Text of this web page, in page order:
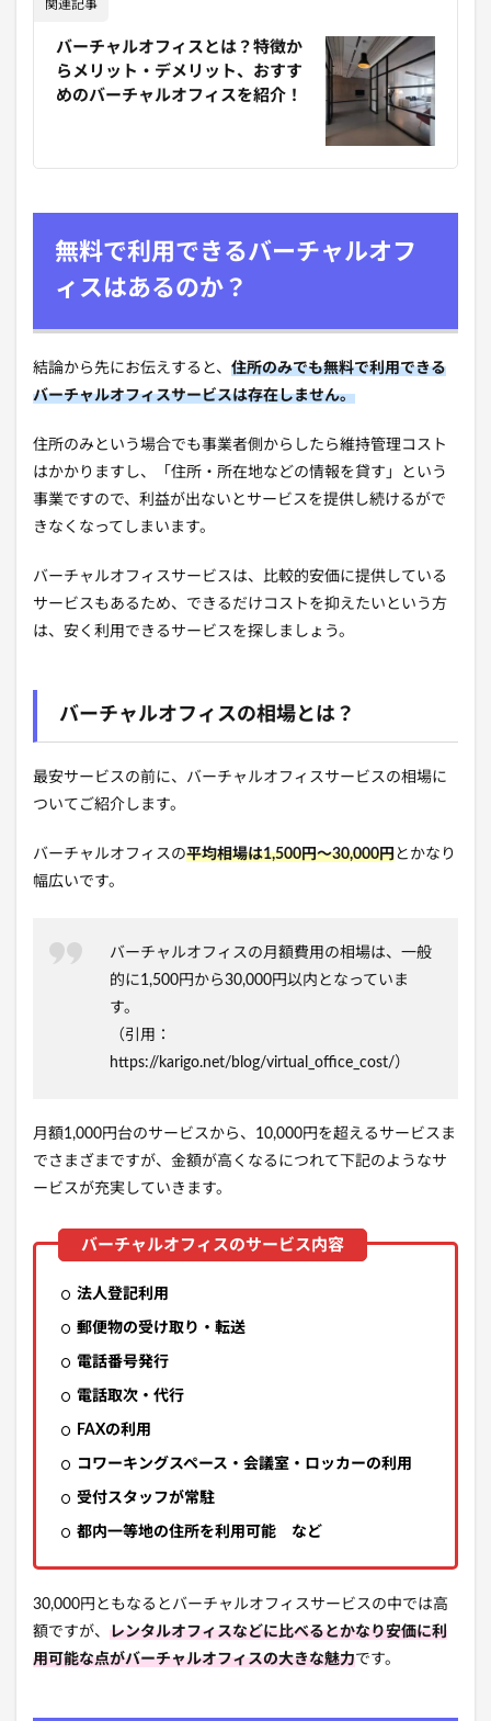
関連記事
バーチャルオフィスとは？特徴か
らメリット・デメリット、おすす
めのバーチャルオフィスを紹介！
無料で利用できるバーチャルオフ
ィスはあるのか？
結論から先にお伝えすると、 住所のみでも無料で利用できる
バーチャルオフィスサービスは存在しません。
住所のみという場合でも事業者側からしたら維持管理コスト
はかかりますし、「住所・所在地などの情報を貸す」という
事業ですので、利益が出ないとサービスを提供し続けるがで
きなくなってしまいます。
バーチャルオフィスサービスは、比較的安価に提供している
サービスもあるため、できるだけコストを抑えたいという方
は、安く利用できるサービスを探しましょう。
バーチャルオフィスの相場とは？
最安サービスの前に、バーチャルオフィスサービスの相場に
ついてご紹介します。
バーチャルオフィスの平均相場は1,500円〜30,000円とかなり
幅広いです。
バーチャルオフィスの月額費用の相場は、一般
的に1,500円から30,000円以内となっていま
す。
（引用：
https://karigo.net/blog/virtual_office_cost/）
月額1,000円台のサービスから、10,000円を超えるサービスま
でさまざまですが、金額が高くなるにつれて下記のようなサ
ービスが充実していきます。
法人登記利用
郵便物の受け取り・転送
電話番号発行
電話取次・代行
FAXの利用
コワーキングスペース・会議室・ロッカーの利用
受付スタッフが常駐
都内一等地の住所を利用可能 など
30,000円ともなるとバーチャルオフィスサービスの中では高
額ですが、 レンタルオフィスなどに比べるとかなり安価に利
用可能な点がバーチャルオフィスの大きな魅力です。